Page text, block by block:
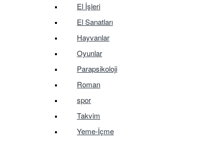
El İşleri
El Sanatları
Hayvanlar
Oyunlar
Parapsikoloji
Roman
spor
Takvim
Yeme-İçme